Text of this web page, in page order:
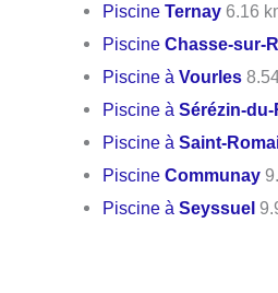
PiscineTernay 6.16
PiscineChasse-sur-
Piscine àVourles
Piscine àSérézin-
Piscine àSaint-
PiscineCommunay
Piscine àSeyssuel